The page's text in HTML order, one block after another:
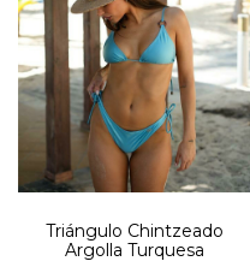
Triángulo Chintzeado
Argolla Turquesa